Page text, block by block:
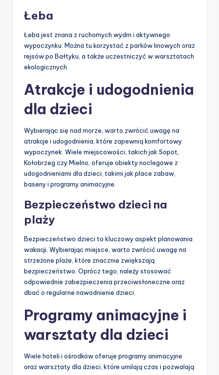
Łeba
Łeba jest znana z ruchomych wydm i aktywnego
wypoczynku. Można tu korzystać z parków linowych oraz
rejsów po Bałtyku, a także uczestniczyć w warsztatach
ekologicznych.
Atrakcje i udogodnienia
dla dzieci
Wybierając się nad morze, warto zwrócić uwagę na
atrakcje i udogodnienia, które zapewnią komfortowy
wypoczynek. Wiele miejscowości, takich jak Sopot,
Kołobrzeg czy Mielno, oferuje obiekty noclegowe z
udogodnieniami dla dzieci, takimi jak place zabaw,
baseny i programy animacyjne.
Bezpieczeństwo dzieci na
plaży
Bezpieczeństwo dzieci to kluczowy aspekt planowania
wakacji. Wybierając miejsce, warto zwrócić uwagę na
strzeżone plaże, które znacznie zwiększają
bezpieczeństwo. Oprócz tego, należy stosować
odpowiednie zabezpieczenia przeciwsłoneczne oraz
dbać o regularne nawodnienie dzieci.
Programy animacyjne i
warsztaty dla dzieci
Wiele hoteli i ośrodków oferuje programy animacyjne
oraz warsztaty dla dzieci, które umilają czas i pozwalają